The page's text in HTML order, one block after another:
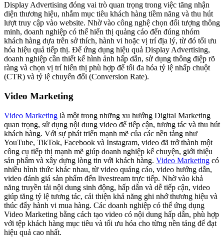
Display Advertising đóng vai trò quan trọng trong việc tăng nhận
diện thương hiệu, nhắm mục tiêu khách hàng tiềm năng và thu hút
lượt truy cập vào website. Nhờ vào công nghệ chọn đối tượng thông
minh, doanh nghiệp có thể hiển thị quảng cáo đến đúng nhóm
khách hàng dựa trên sở thích, hành vi hoặc vị trí địa lý, từ đó tối ưu
hóa hiệu quả tiếp thị. Để ứng dụng hiệu quả Display Advertising,
doanh nghiệp cần thiết kế hình ảnh hấp dẫn, sử dụng thông điệp rõ
ràng và chọn vị trí hiển thị phù hợp để tối đa hóa tỷ lệ nhấp chuột
(CTR) và tỷ lệ chuyển đổi (Conversion Rate).
Video Marketing
Video Marketing là một trong những xu hướng Digital Marketing
quan trọng, sử dụng nội dung video để tiếp cận, tương tác và thu hút
khách hàng. Với sự phát triển mạnh mẽ của các nền tảng như
YouTube, TikTok, Facebook và Instagram, video đã trở thành một
công cụ tiếp thị mạnh mẽ giúp doanh nghiệp kể chuyện, giới thiệu
sản phẩm và xây dựng lòng tin với khách hàng. Video Marketing có
nhiều hình thức khác nhau, từ video quảng cáo, video hướng dẫn,
video đánh giá sản phẩm đến livestream trực tiếp. Nhờ vào khả
năng truyền tải nội dung sinh động, hấp dẫn và dễ tiếp cận, video
giúp tăng tỷ lệ tương tác, cải thiện khả năng ghi nhớ thương hiệu và
thúc đẩy hành vi mua hàng. Các doanh nghiệp có thể ứng dụng
Video Marketing bằng cách tạo video có nội dung hấp dẫn, phù hợp
với tệp khách hàng mục tiêu và tối ưu hóa cho từng nền tảng để đạt
hiệu quả cao nhất.